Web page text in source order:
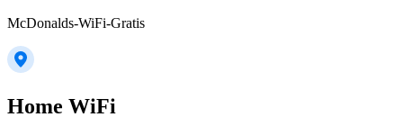
McDonalds-WiFi-Gratis
Home WiFi